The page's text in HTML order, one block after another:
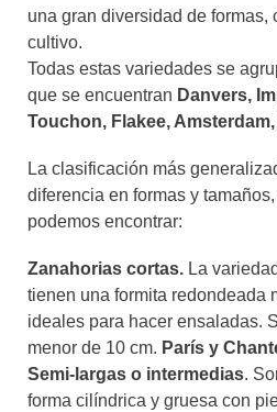
una gran diversidad de formas,
cultivo.
Todas estas variedades se
que se encuentran Danvers,
Touchon, Flakee,
La clasificación más
diferencia en formas y
podemos encontrar:
Zanahorias cortas. La
tienen una formita redondeada
ideales para hacer ensaladas.
menor de 10 cm. París y
Semi-largas o intermedias.
forma cilíndrica y gruesa con